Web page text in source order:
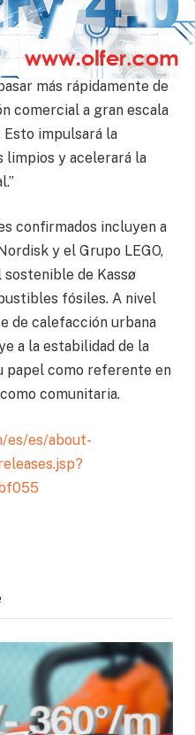
Knud Erik Andersen,
una larga
Electric. Su tecnología
más rápidamente de
comercial a gran escala
Esto impulsará la
limpios y acelerará la
confirmados incluyen a
y el Grupo LEGO,
de Kassø
fósiles. A nivel
de calefacción urbana
a la estabilidad de la
papel como referente en
comunitaria.
es/es/about-